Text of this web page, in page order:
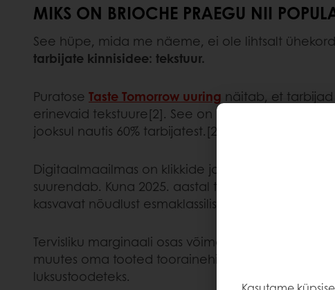
MIKS ON BRIOCHE PRAEGU NII
See hüpe, mida me näeme, ei ole lihtsalt
tarbijate kinnisidee: tekstuur.
Puratose Taste Tomorrow uuring näitab, et
erinevaid tekstuure[2]. See on tõenäoliselt üks
jooksul nautis 60% tarbijatest.[2].
Brioche on selle
Digitaalmaailmas on klikkide ja müügi taga just
suurendab. Kuna 2025. aastal toodi turule üle
kasvavat nõudlust esmaklassilise pehmuse järele.
Tervisliku marginaali osas võimaldab brioche teil
muutes oma tooted toorainehinnast
luksustoodeteks.